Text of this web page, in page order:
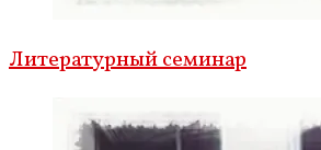
Литературный семинар